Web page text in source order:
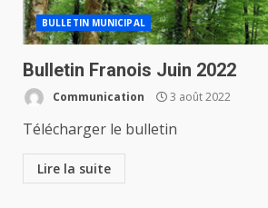
BULLETIN MUNICIPAL
Bulletin Franois Juin 2022
Communication 3 août 2022
Télécharger le bulletin
Lire la suite